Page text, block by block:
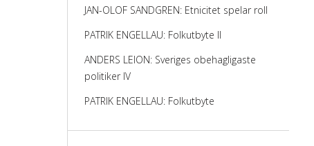
JAN-OLOF SANDGREN: Etnicitet spelar roll
PATRIK ENGELLAU: Folkutbyte II
ANDERS LEION: Sveriges obehagligaste
politiker IV
PATRIK ENGELLAU: Folkutbyte